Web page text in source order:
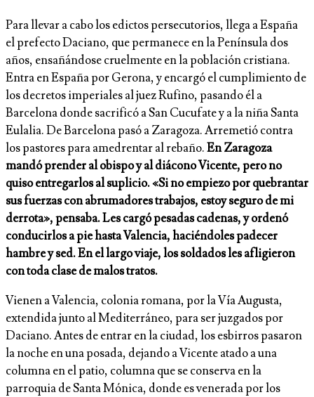
Para llevar a cabo los edictos persecutorios, llega a España
el prefecto Daciano, que permanece en la Península dos
años, ensañándose cruelmente en la población cristiana.
Entra en España por Gerona, y encargó el cumplimiento de
los decretos imperiales al juez Rufino, pasando él a
Barcelona donde sacrificó a San Cucufate y a la niña Santa
Eulalia. De Barcelona pasó a Zaragoza. Arremetió contra
los pastores para amedrentar al rebaño.En Zaragoza
mandó prender al obispo y al diácono Vicente, pero no
quiso entregarlos al suplicio. «Si no empiezo por quebrantar
sus fuerzas con abrumadores trabajos, estoy seguro de mi
derrota», pensaba. Les cargó pesadas cadenas, y ordenó
conducirlos a pie hasta Valencia, haciéndoles padecer
hambre y sed. En el largo viaje, los soldados les afligieron
con toda clase de malos tratos.
Vienen a Valencia, colonia romana, por la Vía Augusta,
extendida junto al Mediterráneo, para ser juzgados por
Daciano. Antes de entrar en la ciudad, los esbirros pasaron
la noche en una posada, dejando a Vicente atado a una
columna en el patio, columna que se conserva en la
parroquia de Santa Mónica, donde es venerada por los